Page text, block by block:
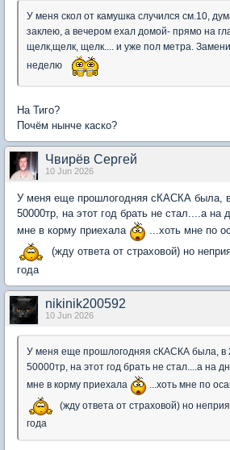
У меня скол от камушка случился см.10,
заклею, а вечером ехал домой- прямо на
щелк,щелк, щелк.... и уже пол метра.
неделю
На Тиго?
Почём нынче каско?
Чвирёв Сергей
10 Jun 2026
У меня еще прошлогодняя сКАСКА была, в
50000тр, на этот год брать не стал....а на
мне в корму приехала
...хоть мне по
(жду ответа от страховой) но
года
nikinik200592
10 Jun 2026
У меня еще прошлогодняя сКАСКА была, в
50000тр, на этот год брать не стал....а на
мне в корму приехала
...хоть мне по
(жду ответа от страховой) но
года